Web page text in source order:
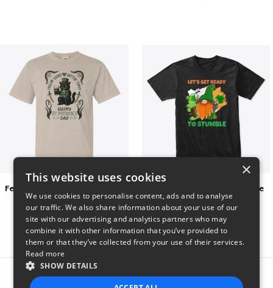
$23
Let's Get Ready To Stumble
$29
Report this product
×
This website uses cookies
We use cookies to personalise content, ads and to analyse
our traffic. We also share information about your use of our
site with our advertising and analytics partners who may
combine it with other information that you’ve provided to
them or that they’ve collected from your use of their services.
Read more
SHOW DETAILS